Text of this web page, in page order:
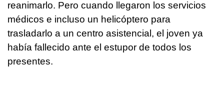
reanimarlo. Pero cuando llegaron los servicios
médicos e incluso un helicóptero para
trasladarlo a un centro asistencial, el joven ya
había fallecido ante el estupor de todos los
presentes.